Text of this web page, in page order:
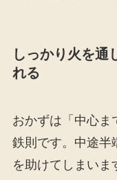
しっかり火を通
れる
おかずは「中心ま
鉄則です。中途半
を助けてしまいま